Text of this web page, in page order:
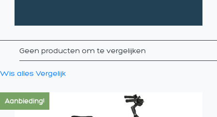
Geen producten om te vergelijken
Wis alles Vergelijk
Aanbieding!